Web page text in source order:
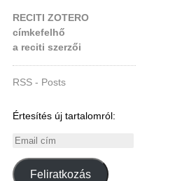
RECITI ZOTERO
címkefelhő
a reciti szerzői
RSS - Posts
Értesítés új tartalomról:
Email
Feliratkozás